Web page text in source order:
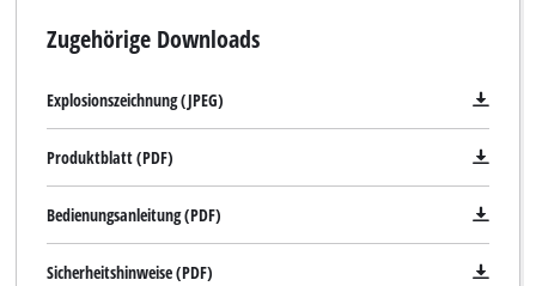
Zugehörige Downloads
Explosionszeichnung (JPEG)
Produktblatt (PDF)
Bedienungsanleitung (PDF)
Sicherheitshinweise (PDF)